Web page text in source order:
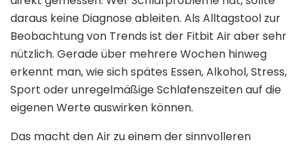
daraus keine Diagnose ableiten. Als Alltagstool zur
Beobachtung von Trends ist der Fitbit Air aber sehr
nützlich. Gerade über mehrere Wochen hinweg
erkennt man, wie sich spätes Essen, Alkohol, Stress,
Sport oder unregelmäßige Schlafenszeiten auf die
eigenen Werte auswirken können.
Das macht den Air zu einem der sinnvolleren